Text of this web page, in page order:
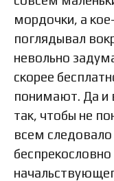
мордочки, а
поглядывал
невольно
скорее
понимают. Да и
так, чтобы не
всем